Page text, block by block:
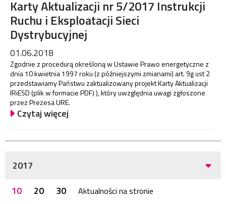
Karty Aktualizacji nr 5/2017 Instrukcji
Ruchu i Eksploatacji Sieci
Dystrybucyjnej
01.06.2018
Zgodnie z procedurą określoną w Ustawie Prawo energetyczne z
dnia 10 kwietnia 1997 roku (z późniejszymi zmianami) art. 9g ust 2
przedstawiamy Państwu zaktualizowany projekt Karty Aktualizacji
IRiESD (plik w formacie PDF) ), który uwzględnia uwagi zgłoszone
przez Prezesa URE.
Czytaj więcej
2017
10
20 30 Aktualności na stronie